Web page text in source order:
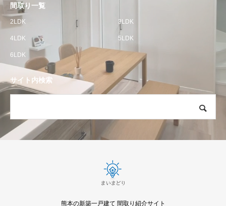
間取り一覧
2LDK 3LDK
4LDK 5LDK
6LDK
サイト内検索
熊本の新築一戸建て 間取り紹介サイト